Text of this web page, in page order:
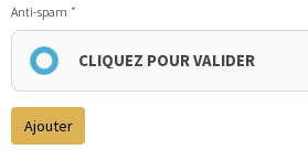
Anti-spam
CLIQUEZ POUR VALIDER
Ajouter